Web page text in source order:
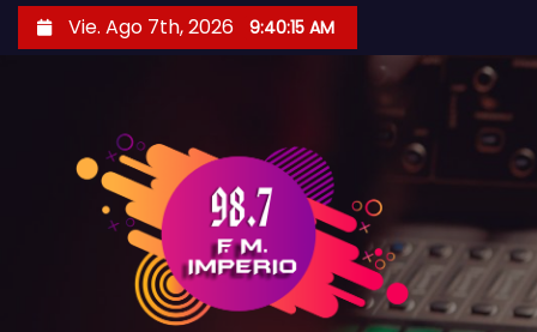
Vie. Ago 7th, 2026 9:40:17 AM